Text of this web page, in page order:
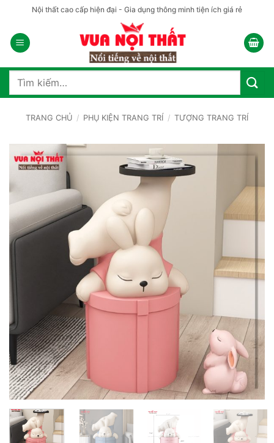
nội
dung
Nội thất cao cấp hiện đại - Gia dụng thông minh tiện ích giá rẻ
Tìm
TRANG CHỦ / PHỤ KIỆN TRANG TRÍ / TƯỢNG TRANG TRÍ